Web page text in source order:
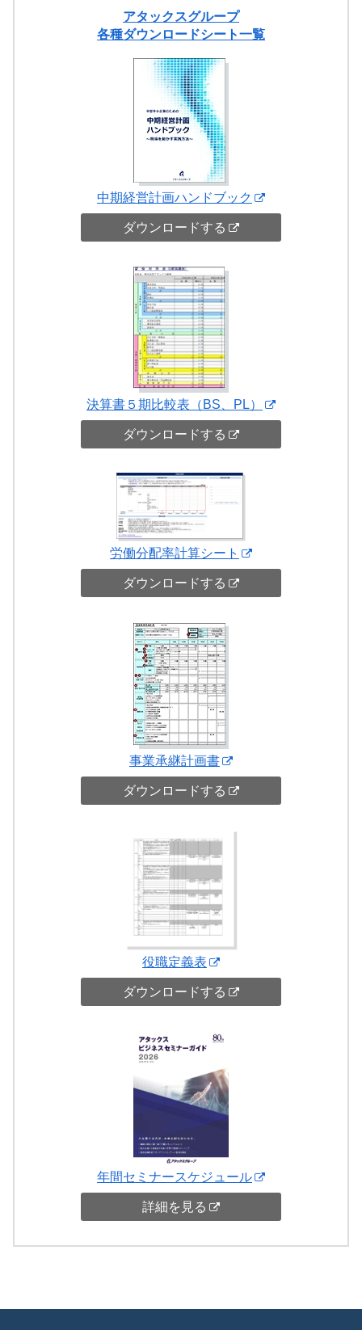
アタックスグループ
各種ダウンロードシート一覧
中期経営計画ハンドブック
ダウンロードする
決算書５期比較表（BS、PL）
ダウンロードする
労働分配率計算シート
ダウンロードする
事業承継計画書
ダウンロードする
役職定義表
ダウンロードする
年間セミナースケジュール
詳細を見る